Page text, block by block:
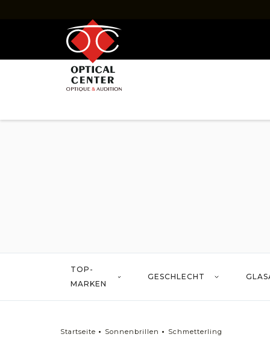
TOP-
MARKEN
GESCHLECHT
Startseite Sonnenbrillen Schmetterling